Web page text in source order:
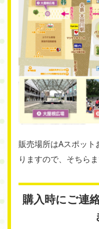
販売場所はAスポッ
りますので、そちら
購入時にご連